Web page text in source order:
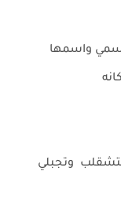
واسمها
وتجبلي